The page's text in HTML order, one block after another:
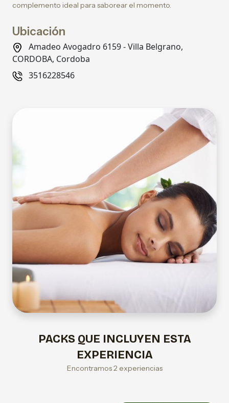
complemento ideal para saborear el momento.
Ubicación
Amadeo Avogadro 6159 - Villa Belgrano,
CORDOBA, Cordoba
3516228546
PACKS QUE INCLUYEN ESTA
EXPERIENCIA
Encontramos 2 experiencias